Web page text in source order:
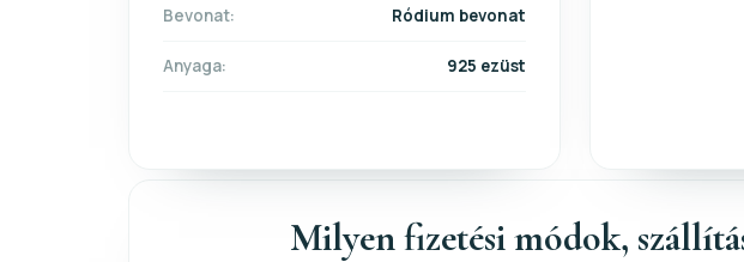
Bevonat: Ródium bevonat
Anyaga: 925 ezüst
Milyen fizetési módok,